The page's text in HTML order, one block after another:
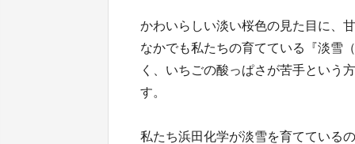
かわいらしい淡い桜色の見た目に、
なかでも私たちの育てている『淡雪
く、いちごの酸っぱさが苦手という
す。
私たち浜田化学が淡雪を育てている